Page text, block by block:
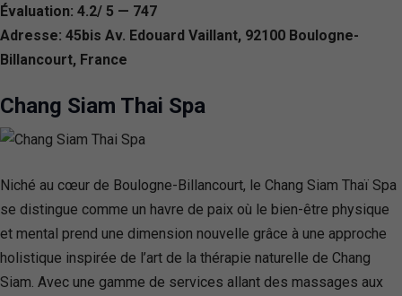
Évaluation: 4.2/ 5 — 747
Adresse: 45bis Av. Edouard Vaillant, 92100 Boulogne-
Billancourt, France
Chang Siam Thai Spa
Niché au cœur de Boulogne-Billancourt, le Chang Siam Thaï Spa
se distingue comme un havre de paix où le bien-être physique
et mental prend une dimension nouvelle grâce à une approche
holistique inspirée de l’art de la thérapie naturelle de Chang
Siam. Avec une gamme de services allant des massages aux